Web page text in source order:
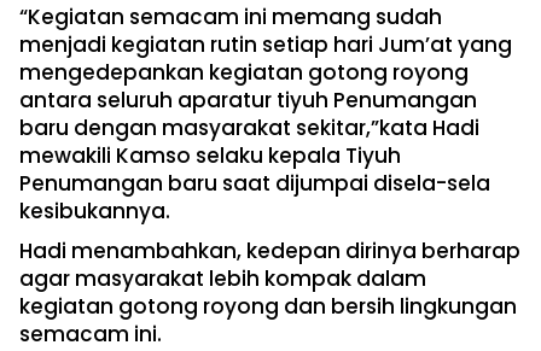
“Kegiatan semacam ini memang sudah
menjadi kegiatan rutin setiap hari Jum’at yang
mengedepankan kegiatan gotong royong
antara seluruh aparatur tiyuh Penumangan
baru dengan masyarakat sekitar,”kata Hadi
mewakili Kamso selaku kepala Tiyuh
Penumangan baru saat dijumpai disela-sela
kesibukannya.
Hadi menambahkan, kedepan dirinya berharap
agar masyarakat lebih kompak dalam
kegiatan gotong royong dan bersih lingkungan
semacam ini.